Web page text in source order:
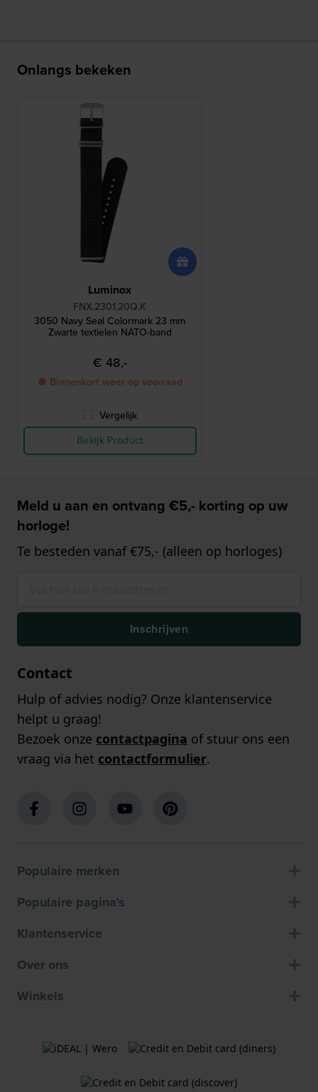
Onlangs bekeken
Luminox
FNX.2301.20Q.K
3050 Navy Seal Colormark 23 mm
Zwarte textielen NATO-band
€ 48,-
● Binnenkort weer op voorraad
Vergelijk
Bekijk Product
Meld u aan en ontvang €5,- korting op uw
horloge!
Te besteden vanaf €75,- (alleen op horloges)
Inschrijven
Contact
Hulp of advies nodig? Onze klantenservice
helpt u graag!
Bezoek onze contactpagina of stuur ons een
vraag via het contactformulier.
Populaire merken
Populaire pagina's
Klantenservice
Over ons
Winkels